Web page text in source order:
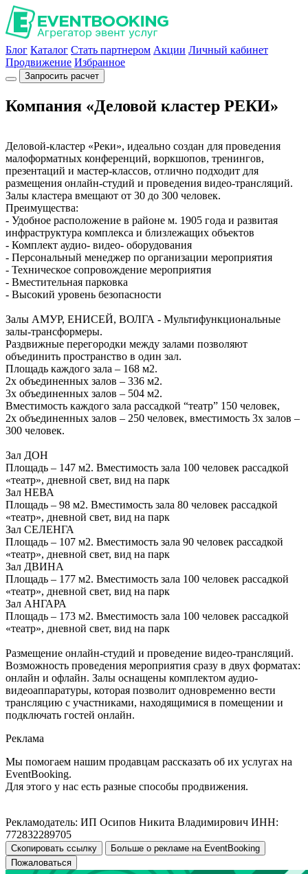
Блог Каталог Стать партнером Акции Личный кабинет
Продвижение Избранное
Запросить расчет
Компания «Деловой кластер РЕКИ»
Деловой-кластер «Реки», идеально создан для проведения
малоформатных конференций, воркшопов, тренингов,
презентаций и мастер-классов, отлично подходит для
размещения онлайн-студий и проведения видео-трансляций.
Залы кластера вмещают от 30 до 300 человек.
Преимущества:
- Удобное расположение в районе м. 1905 года и развитая
инфраструктура комплекса и близлежащих объектов
- Комплект аудио- видео- оборудования
- Персональный менеджер по организации мероприятия
- Техническое сопровождение мероприятия
- Вместительная парковка
- Высокий уровень безопасности
Залы АМУР, ЕНИСЕЙ, ВОЛГА - Мультифункциональные
залы-трансформеры.
Раздвижные перегородки между залами позволяют
объединить пространство в один зал.
Площадь каждого зала – 168 м2.
2х объединенных залов – 336 м2.
3х объединенных залов – 504 м2.
Вместимость каждого зала рассадкой “театр” 150 человек,
2х объединенных залов – 250 человек, вместимость 3х залов –
300 человек.
Зал ДОН
Площадь – 147 м2. Вместимость зала 100 человек рассадкой
«театр», дневной свет, вид на парк
Зал НЕВА
Площадь – 98 м2. Вместимость зала 80 человек рассадкой
«театр», дневной свет, вид на парк
Зал CЕЛЕНГА
Площадь – 107 м2. Вместимость зала 90 человек рассадкой
«театр», дневной свет, вид на парк
Зал ДВИНА
Площадь – 177 м2. Вместимость зала 100 человек рассадкой
«театр», дневной свет, вид на парк
Зал АНГАРА
Площадь – 173 м2. Вместимость зала 100 человек рассадкой
«театр», дневной свет, вид на парк
Размещение онлайн-студий и проведение видео-трансляций.
Возможность проведения мероприятия сразу в двух форматах:
онлайн и офлайн. Залы оснащены комплектом аудио-
видеоаппаратуры, которая позволит одновременно вести
трансляцию с участниками, находящимися в помещении и
подключать гостей онлайн.
Реклама
Мы помогаем нашим продавцам рассказать об их услугах на
EventBooking.
Для этого у нас есть разные способы продвижения.
Рекламодатель: ИП Осипов Никита Владимирович ИНН:
772832289705
Скопировать ссылку
Больше о рекламе на EventBooking
Пожаловаться